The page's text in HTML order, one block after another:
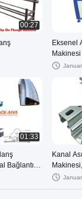
00:27
Eksenel
Makinesi
01:33
Kanal